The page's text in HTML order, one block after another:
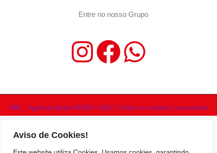
Aviso de Cookies!
Entre no nosso Grupo
ABC - Agência Brasil NEWS -2026 | Todos os direitos reservados